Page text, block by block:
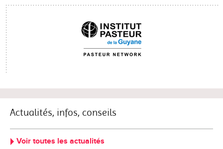
Actualités, infos, conseils
Voir toutes les actualités